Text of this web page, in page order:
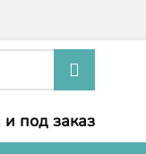
под заказ